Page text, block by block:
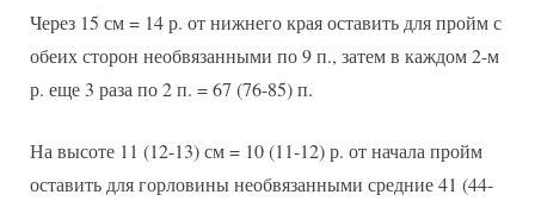
Через 15 см = 14 р. от нижнего края оставить для пройм с
обеих сторон необвязанными по 9 п., затем в каждом 2-м
р. еще 3 раза по 2 п. = 67 (76-85) п.
На высоте 11 (12-13) см = 10 (11-12) р. от начала пройм
оставить для горловины необвязанными средние 41 (44-